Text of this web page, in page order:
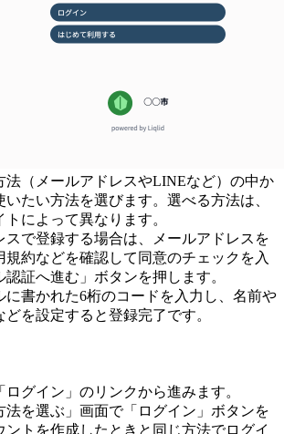
法（メールアドレスやLINEなど）の中か
いたい方法を選びます。選べる方法は、
トによって異なります。
スで登録する場合は、メールアドレスを
規約などを確認して同意のチェックを入
証へ進む」ボタンを押します。
に書かれた6桁のコードを入力し、名前や
を設定すると登録完了です。
グイン」のリンクから進みます。
法を選ぶ」画面で「ログイン」ボタンを
ントを作成したときと同じ方法でログイ